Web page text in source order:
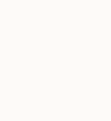
clignote, cela
est terminée. Il
le récipient ainsi
en pour
d’une éponge et
abondamment pour